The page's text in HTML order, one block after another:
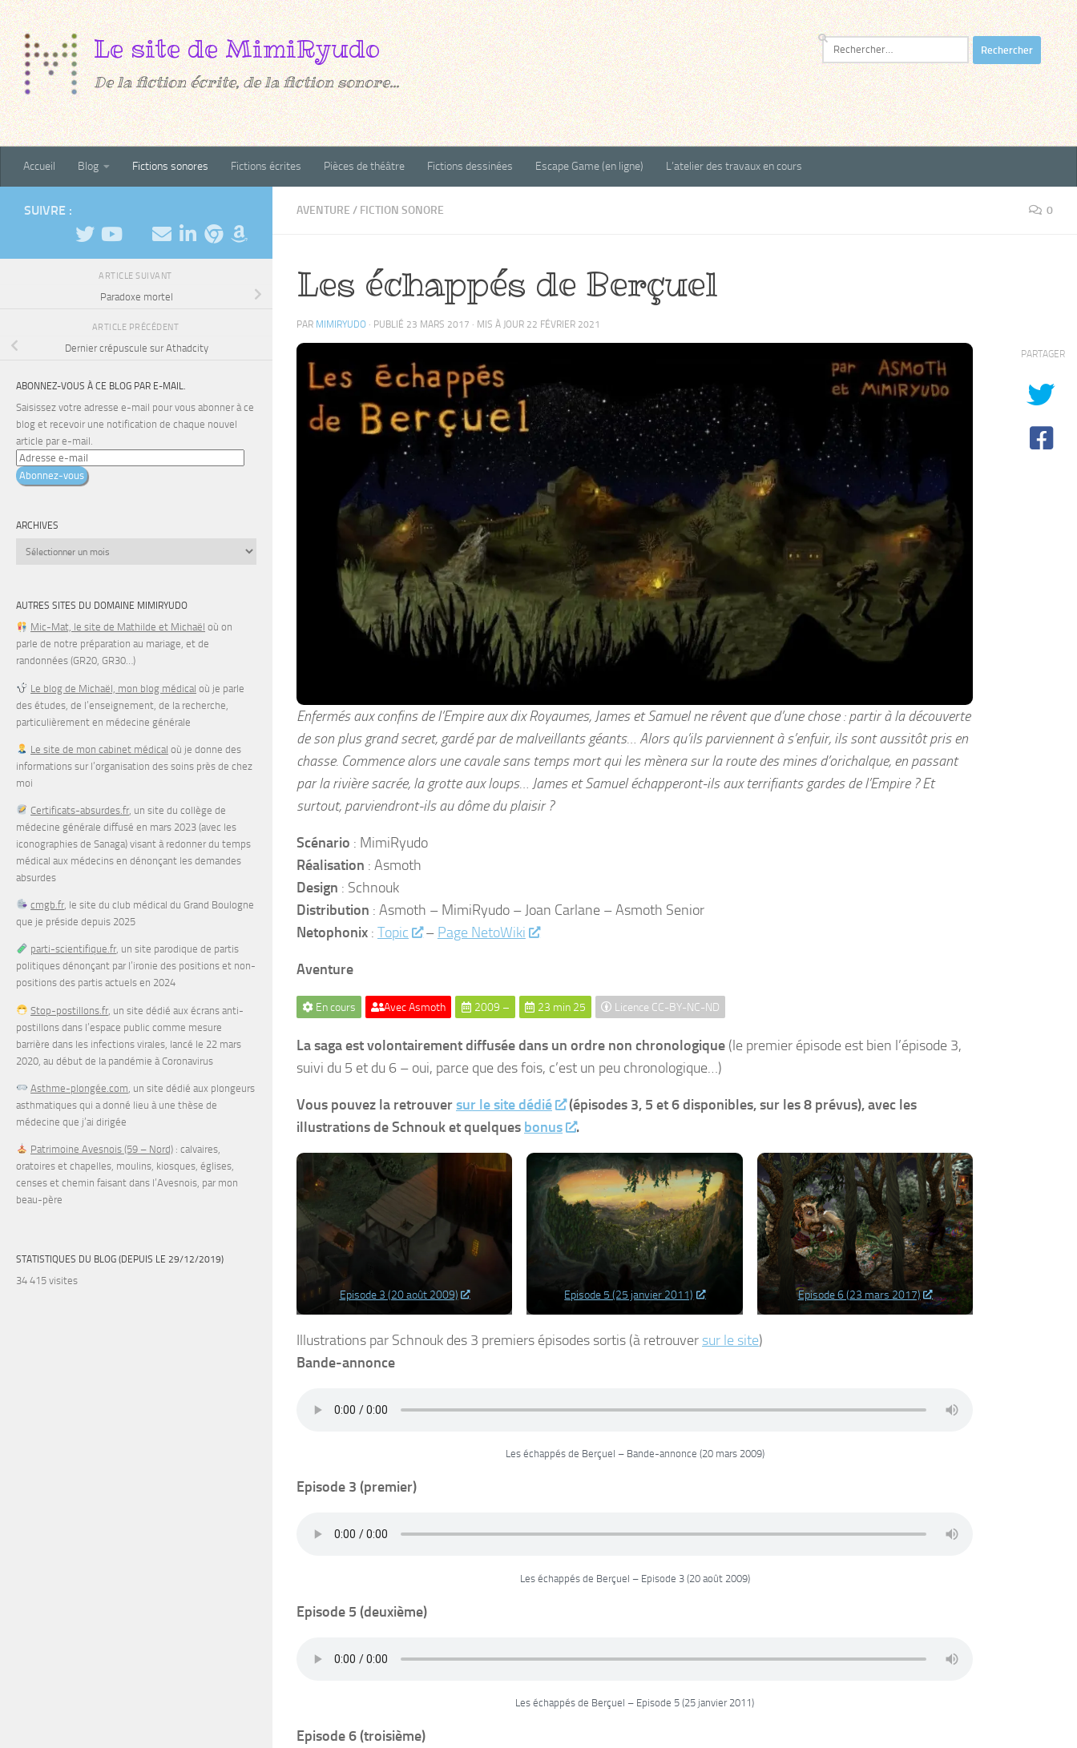
Au dessous du contenu
De la fiction écrite, de la fiction sonore...
Rechercher :
Accueil Blog Fictions sonores Fictions écrites Pièces de théâtre Fictions dessinées Escape Game (en ligne) L’atelier des travaux en cours
AVENTURE / FICTION SONORE 0
Les échappés de Berçuel
PAR MIMIRYUDO · PUBLIÉ 23 MARS 2017 · MIS À JOUR 22 FÉVRIER 2021
Enfermés aux confins de l’Empire aux dix Royaumes, James et Samuel ne rêvent que d’une chose : partir à la découverte
de son plus grand secret, gardé par de malveillants géants… Alors qu’ils parviennent à s’enfuir, ils sont aussitôt pris en
chasse. Commence alors une cavale sans temps mort qui les mènera sur la route des mines d’orichalque, en passant
par la rivière sacrée, la grotte aux loups… James et Samuel échapperont-ils aux terrifiants gardes de l’Empire ? Et
surtout, parviendront-ils au dôme du plaisir ?
Scénario : MimiRyudo
Réalisation : Asmoth
Design : Schnouk
Distribution : Asmoth – MimiRyudo – Joan Carlane – Asmoth Senior
Netophonix : Topic – Page NetoWiki
Aventure
En cours Avec Asmoth 2009 – 23 min 25 Licence CC-BY-NC-ND
La saga est volontairement diffusée dans un ordre non chronologique (le premier épisode est bien l’épisode 3,
suivi du 5 et du 6 – oui, parce que des fois, c’est un peu chronologique…)
Vous pouvez la retrouversur le site dédié
(épisodes 3, 5 et 6 disponibles, sur les 8 prévus), avec les
illustrations de Schnouk et quelques bonus .
Episode 3 (20 août 2009) Episode 5 (25 janvier 2011) Episode 6 (23 mars 2017)
Illustrations par Schnouk des 3 premiers épisodes sortis (à retrouver sur le site)
Bande-annonce
Les échappés de Berçuel – Bande-annonce (20 mars 2009)
Episode 3 (premier)
Les échappés de Berçuel – Episode 3 (20 août 2009)
Episode 5 (deuxième)
Les échappés de Berçuel – Episode 5 (25 janvier 2011)
Episode 6 (troisième)
PARTAGER
SUIVRE :
ARTICLE SUIVANT
Paradoxe mortel
ARTICLE PRÉCÉDENT
Dernier crépuscule sur Athadcity
ABONNEZ-VOUS À CE BLOG PAR E-MAIL.
Saisissez votre adresse e-mail pour vous abonner à ce
blog et recevoir une notification de chaque nouvel
article par e-mail.
Adresse
e-Abonnez-vous
ARCHIVES
Archives
AUTRES SITES DU DOMAINE MIMIRYUDO
Mic-Mat, le site de Mathilde et Michaël où on
parle de notre préparation au mariage, et de
randonnées (GR20, GR30…)
Le blog de Michaël, mon blog médical où je parle
des études, de l’enseignement, de la recherche,
particulièrement en médecine générale
Le site de mon cabinet médical où je donne des
informations sur l’organisation des soins près de chez
moi
Certificats-absurdes.fr , un site du collège de
médecine générale diffusé en mars 2023 (avec les
iconographies de Sanaga) visant à redonner du temps
médical aux médecins en dénonçant les demandes
absurdes
cmgb.fr, le site du club médical du Grand Boulogne
que je préside depuis 2025
parti-scientifique.fr, un site parodique de partis
politiques dénonçant par l’ironie des positions et non-
positions des partis actuels en 2024
Stop-postillons.fr , un site dédié aux écrans anti-
postillons dans l’espace public comme mesure
barrière dans les infections virales, lancé le 22 mars
2020, au début de la pandémie à Coronavirus
Asthme-plongée.com , un site dédié aux plongeurs
asthmatiques qui a donné lieu à une thèse de
médecine que j’ai dirigée
Patrimoine Avesnois (59 – Nord) : calvaires,
oratoires et chapelles, moulins, kiosques, églises,
censes et chemin faisant dans l’Avesnois, par mon
beau-père
STATISTIQUES DU BLOG (DEPUIS LE 29/12/2019)
34 415 visites